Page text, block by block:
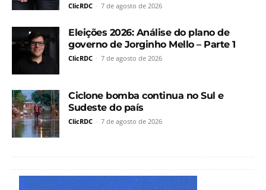
ClicRDC - 7 de agosto de 2026
Eleições 2026: Análise do plano de
governo de Jorginho Mello – Parte 1
ClicRDC - 7 de agosto de 2026
Ciclone bomba continua no Sul e
Sudeste do país
ClicRDC - 7 de agosto de 2026